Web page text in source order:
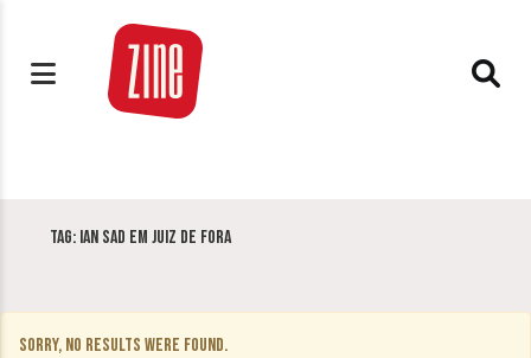
Tag: Ian Sad em Juiz de Fora
Sorry, no results were found.